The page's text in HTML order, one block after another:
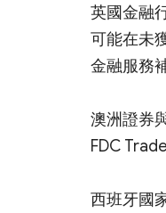
英國金融
可能在未
金融服務
澳洲證券
FDC
西班牙國